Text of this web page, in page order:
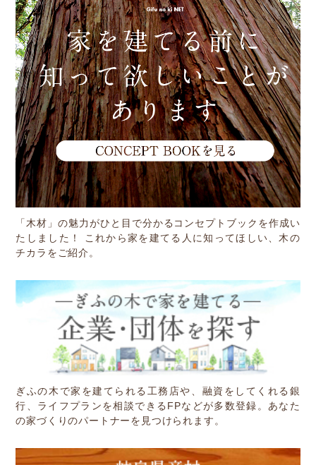
「木材」の魅力がひと目で分かるコンセプトブックを作成い
たしました！ これから家を建てる人に知ってほしい、木の
チカラをご紹介。
ぎふの木で家を建てられる工務店や、融資をしてくれる銀
行、ライフプランを相談できるFPなどが多数登録。あなた
の家づくりのパートナーを見つけられます。